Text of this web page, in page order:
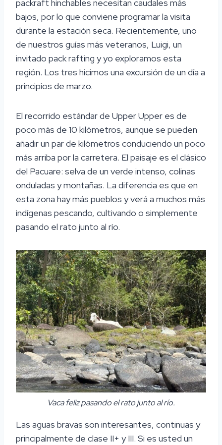
packraft hinchables necesitan caudales más
bajos, por lo que conviene programar la visita
durante la estación seca. Recientemente, uno
de nuestros guías más veteranos, Luigi, un
invitado pack rafting y yo exploramos esta
región. Los tres hicimos una excursión de un día a
principios de marzo.
El recorrido estándar de Upper Upper es de
poco más de 10 kilómetros, aunque se pueden
añadir un par de kilómetros conduciendo un poco
más arriba por la carretera. El paisaje es el clásico
del Pacuare: selva de un verde intenso, colinas
onduladas y montañas. La diferencia es que en
esta zona hay más pueblos y verá a muchos más
indígenas pescando, cultivando o simplemente
pasando el rato junto al río.
Vaca feliz pasando el rato junto al río.
Las aguas bravas son interesantes, continuas y
principalmente de clase II+ y III. Si es usted un